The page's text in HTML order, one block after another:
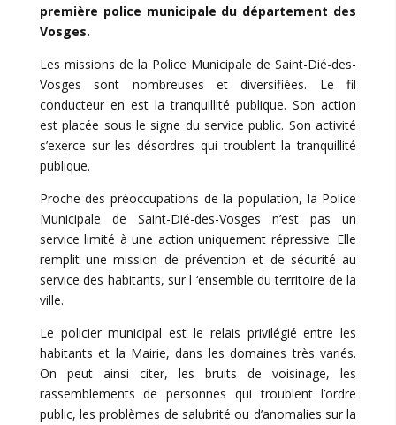
première police municipale du département des
Vosges.
Les missions de la Police Municipale de Saint-Dié-des-
Vosges sont nombreuses et diversifiées. Le fil
conducteur en est la tranquillité publique. Son action
est placée sous le signe du service public. Son activité
s’exerce sur les désordres qui troublent la tranquillité
publique.
Proche des préoccupations de la population, la Police
Municipale de Saint-Dié-des-Vosges n’est pas un
service limité à une action uniquement répressive. Elle
remplit une mission de prévention et de sécurité au
service des habitants, sur l ‘ensemble du territoire de la
ville.
Le policier municipal est le relais privilégié entre les
habitants et la Mairie, dans les domaines très variés.
On peut ainsi citer, les bruits de voisinage, les
rassemblements de personnes qui troublent l’ordre
public, les problèmes de salubrité ou d’anomalies sur la